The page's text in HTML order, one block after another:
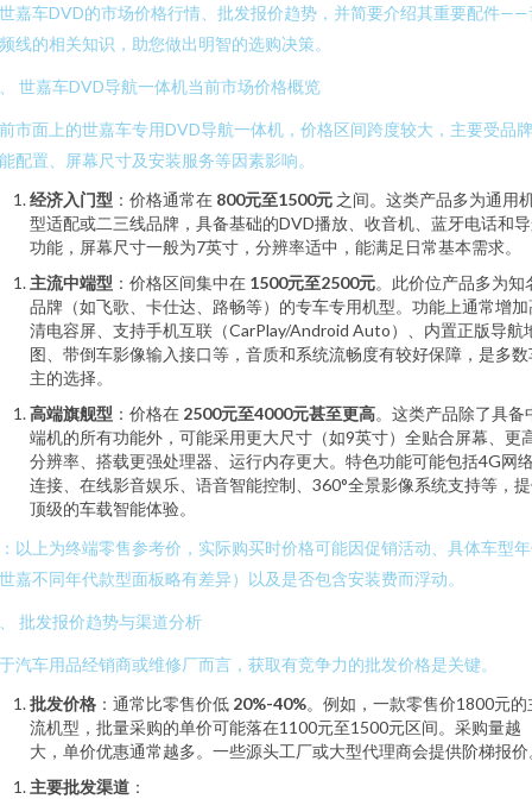
嘉车DVD的市场价格行情、批发报价趋势，并简要介绍其重要配件——
线的相关知识，助您做出明智的选购决策。
世嘉车DVD导航一体机当前市场价格概览
市面上的世嘉车专用DVD导航一体机，价格区间跨度较大，主要受品
配置、屏幕尺寸及安装服务等因素影响。
经济入门型 ：价格通常在 800元至1500元 之间。这类产品多为通用
型适配或二三线品牌，具备基础的DVD播放、收音机、蓝牙电话和
功能，屏幕尺寸一般为7英寸，分辨率适中，能满足日常基本需求。
主流中端型 ：价格区间集中在 1500元至2500元。此价位产品多为知
品牌（如飞歌、卡仕达、路畅等）的专车专用机型。功能上通常增加
清电容屏、支持手机互联（CarPlay/Android Auto）、内置正版导航
图、带倒车影像输入接口等，音质和系统流畅度有较好保障，是多数
主的选择。
高端旗舰型 ：价格在 2500元至4000元甚至更高。这类产品除了具备
端机的所有功能外，可能采用更大尺寸（如9英寸）全贴合屏幕、更
分辨率、搭载更强处理器、运行内存更大。特色功能可能包括4G网
连接、在线影音娱乐、语音智能控制、360°全景影像系统支持等，
顶级的车载智能体验。
：以上为终端零售参考价，实际购买时价格可能因促销活动、具体车型
嘉不同年代款型面板略有差异）以及是否包含安装费而浮动。
批发报价趋势与渠道分析
汽车用品经销商或维修厂而言，获取有竞争力的批发价格是关键。
批发价格 ：通常比零售价低 20%-40%。例如，一款零售价1800元的
流机型，批量采购的单价可能落在1100元至1500元区间。采购量越
大，单价优惠通常越多。一些源头工厂或大型代理商会提供阶梯报价
主要批发渠道 ：